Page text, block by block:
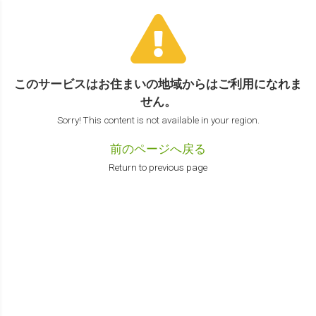
このサービスはお住まいの地域からはご利用になれま
せん。
Sorry! This content is not available in your region.
前のページへ戻る
Return to previous page